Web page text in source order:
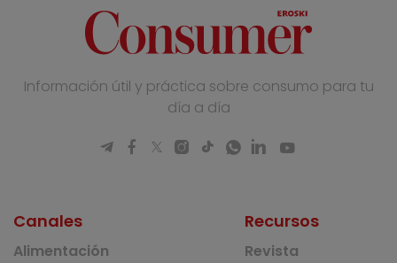
Información útil y práctica sobre consumo para tu
día a día
Canales
Alimentación
Recursos
Revista